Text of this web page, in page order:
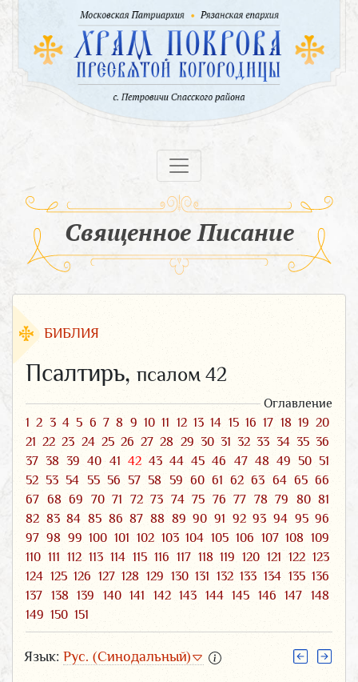
Священное Писание
БИБЛИЯ
Псалтирь, псалом 42
Оглавление
1 2 3 4 5 6 7 8 9 10 11 12 13 14 15 16 17 18 19 20
21 22 23 24 25 26 27 28 29 30 31 32 33 34 35 36
37 38 39 40 41 42 43 44 45 46 47 48 49 50 51
52 53 54 55 56 57 58 59 60 61 62 63 64 65 66
67 68 69 70 71 72 73 74 75 76 77 78 79 80 81
82 83 84 85 86 87 88 89 90 91 92 93 94 95 96
97 98 99 100 101 102 103 104 105 106 107 108 109
110 111 112 113 114 115 116 117 118 119 120 121 122 123
124 125 126 127 128 129 130 131 132 133 134 135 136
137
138 139 140 141 142 143 144 145 146 147
148
149 150 151
Язык: Рус. (Синодальный)